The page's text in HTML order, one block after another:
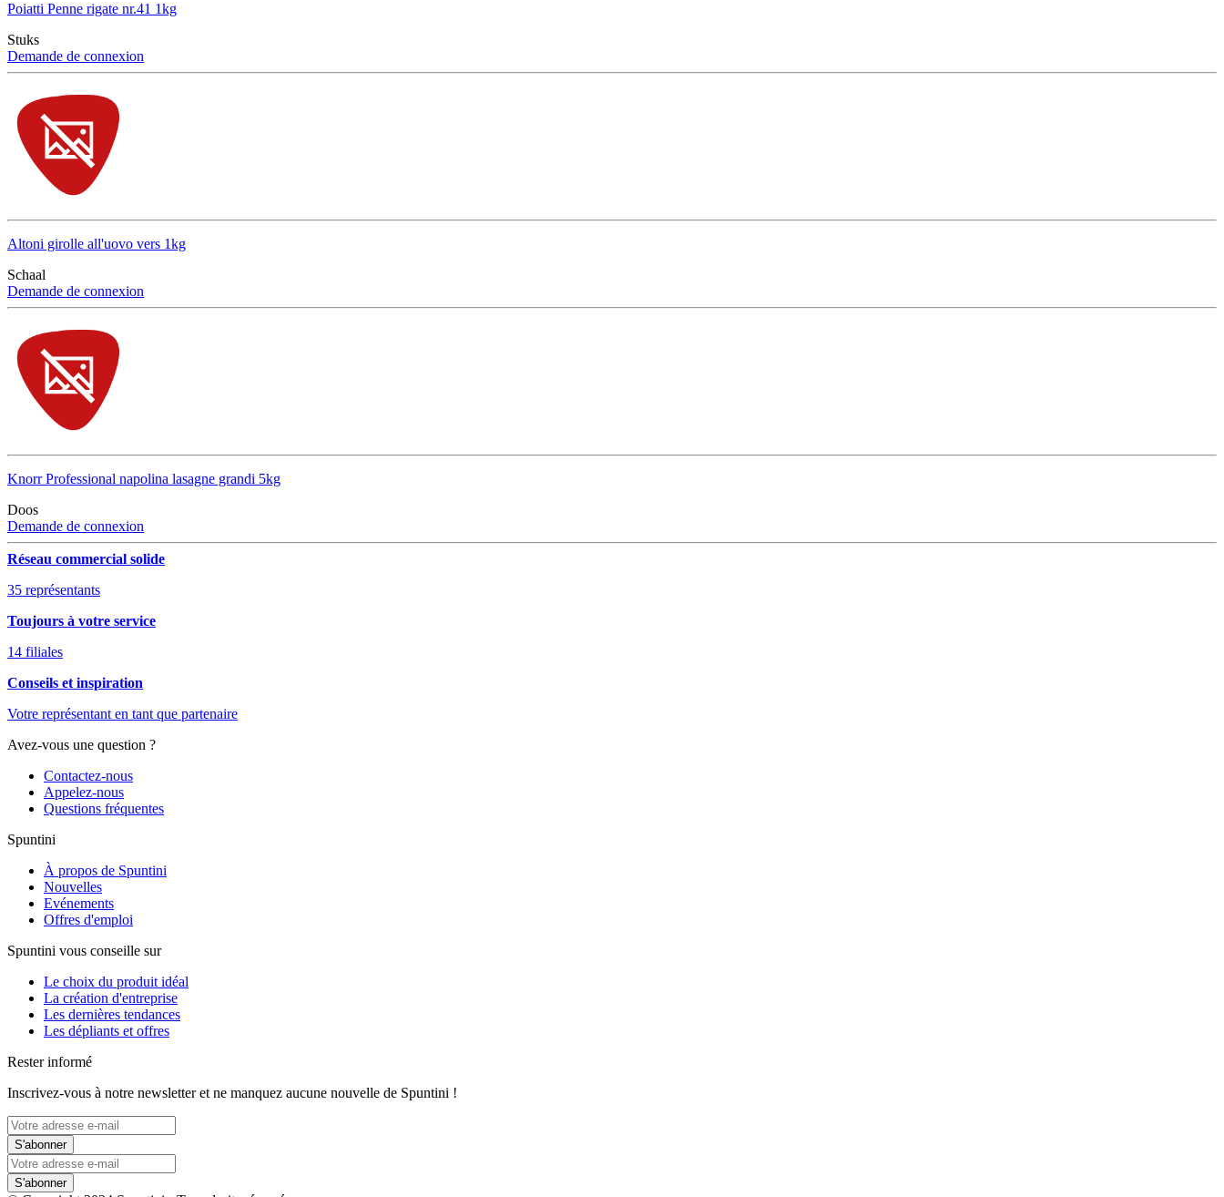
Poiatti Penne rigate nr.41 1kg
Stuks
Demande de connexion
Altoni girolle all'uovo vers 1kg
Schaal
Demande de connexion
Knorr Professional napolina lasagne grandi 5kg
Doos
Demande de connexion
Réseau commercial solide
35 représentants
Toujours à votre service
14 filiales
Conseils et inspiration
Votre représentant en tant que partenaire
Avez-vous une question ?
Contactez-nous
Appelez-nous
Questions fréquentes
Spuntini
À propos de Spuntini
Nouvelles
Evénements
Offres d'emploi
Spuntini vous conseille sur
Le choix du produit idéal
La création d'entreprise
Les dernières tendances
Les dépliants et offres
Rester informé
Inscrivez-vous à notre newsletter et ne manquez aucune nouvelle de Spuntini !
S'abonner
S'abonner